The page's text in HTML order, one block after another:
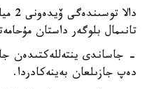
تانىمال بلوگەر داستان
- جاساندى ينتەللەكتىدەن
دەپ جازىلعان بەينەكادردا.